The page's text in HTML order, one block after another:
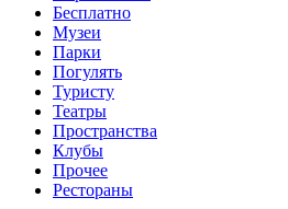
Бесплатно
Музеи
Парки
Погулять
Туристу
Театры
Пространства
Клубы
Прочее
Рестораны